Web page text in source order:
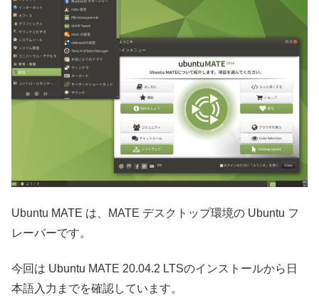
Ubuntu MATE は、MATE デスクトップ環境の Ubuntu フ
レーバーです。
今回は Ubuntu MATE 20.04.2 LTSのインストールから日
本語入力までを確認しています。